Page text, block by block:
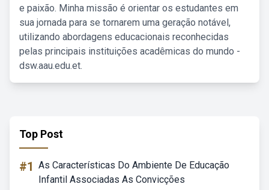
e paixão. Minha missão é orientar os estudantes em
sua jornada para se tornarem uma geração notável,
utilizando abordagens educacionais reconhecidas
pelas principais instituições acadêmicas do mundo -
dsw.aau.edu.et.
Top Post
#1 As Características Do Ambiente De Educação
Infantil Associadas As Convicções